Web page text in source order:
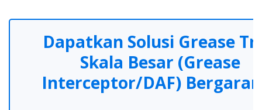
Dapatkan Solusi Grease
Skala Besar (Grease
Interceptor/DAF)